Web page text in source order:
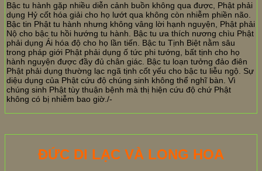
Bậc tu hành gặp nhiều diễn cảnh buồn không qua được, Phật phải
dụng Hỷ cốt hóa giải cho họ lướt qua không còn nhiễm phiền não.
Bậc tin Phật tu hành nhưng không vâng lời hạnh nguyện, Phật phải
Nộ cho bậc tu hồi hướng tu hành. Bậc tu ưa thích nương chìu Phật
phải dụng Ái hóa độ cho họ lần tiến. Bậc tu Tịnh Biệt nằm sâu
trong pháp giới Phật phải dụng ố tức phi tướng, bất tịnh cho họ
hành nguyện được đầy đủ chân giác. Bậc tu loạn tưởng đảo điên
Phật phải dụng thường lạc ngã tịnh cốt yếu cho bậc tu liễu ngộ. Sự
diệu dụng của Phật cứu độ chúng sinh không thể nghĩ bàn. Vì
chúng sinh Phật tùy thuận bệnh mà thị hiện cứu độ chứ Phật
không có bị nhiễm bao giờ./-
ĐỨC DI LẠC VÀ LONG HOA